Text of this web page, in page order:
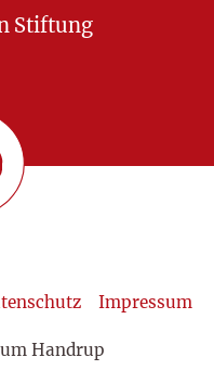
Stiftung
Impressum
Handrup